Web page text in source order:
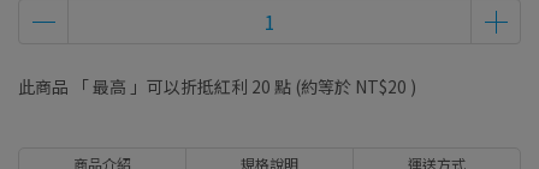
此商品 「 最高 」可以折抵紅利 20 點 (約等於 NT$20 )
商品介紹 規格說明 運送方式